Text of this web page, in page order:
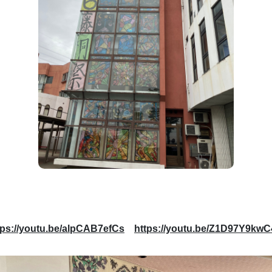
youtu.be/alpCAB7efCs https://youtu.be/